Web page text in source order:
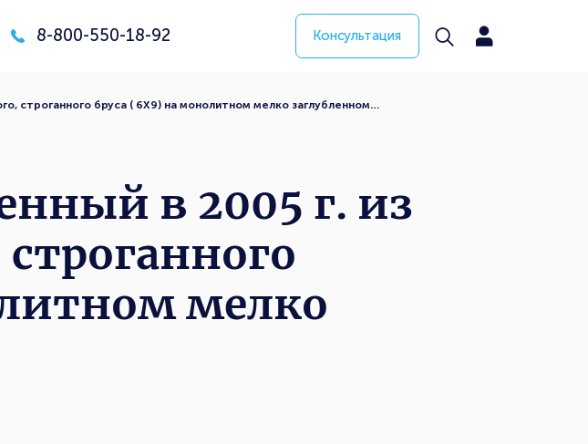
8-800-550-18-92 Консультация
строганного бруса ( 6Х9) на монолитном мелко заглубленном…
в 2005 г. из
мелко